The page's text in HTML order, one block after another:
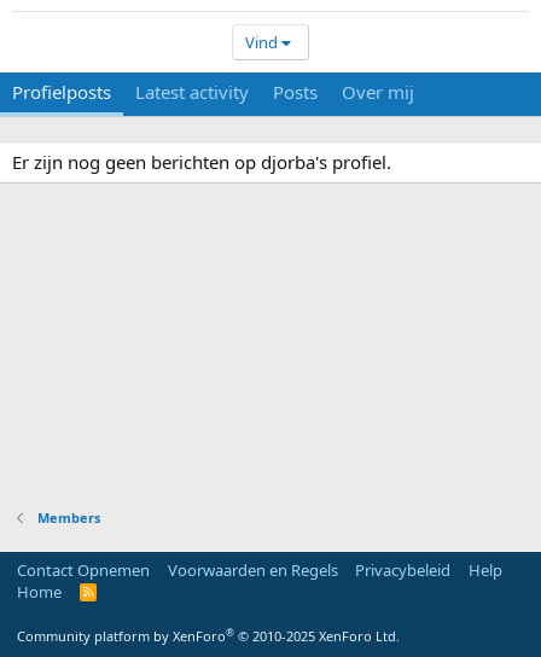
Vind
Profielposts Latest activity Posts Over mij
Er zijn nog geen berichten op djorba's profiel.
Members
Contact Opnemen Voorwaarden en Regels Privacybeleid
Help
Home
R
Community platform by XenForo® © 2010-2025 XenForo Ltd.